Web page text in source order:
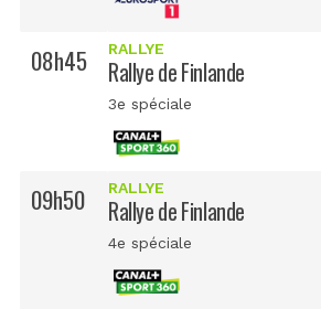
08h45 RALLYE
Rallye de Finlande
3e spéciale
09h50 RALLYE
Rallye de Finlande
4e spéciale